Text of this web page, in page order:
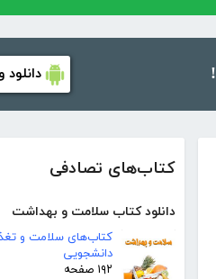
کتاب‌های تصادفی
دانلود کتاب سلامت و بهداشت
کتاب‌های سلامت و
دانشجویی
۱۹۲ صفحه